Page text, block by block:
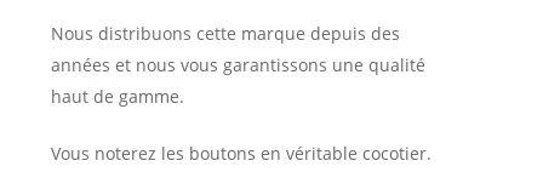
Nous distribuons cette marque depuis des
années et nous vous garantissons une qualité
haut de gamme.
Vous noterez les boutons en véritable cocotier.